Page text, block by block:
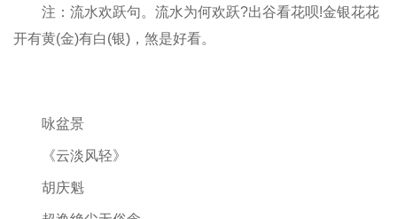
注：流水欢跃句。流水为何欢跃?出谷看花呗!金银花花
开有黄(金)有白(银)，煞是好看。
咏盆景
《云淡风轻》
胡庆魁